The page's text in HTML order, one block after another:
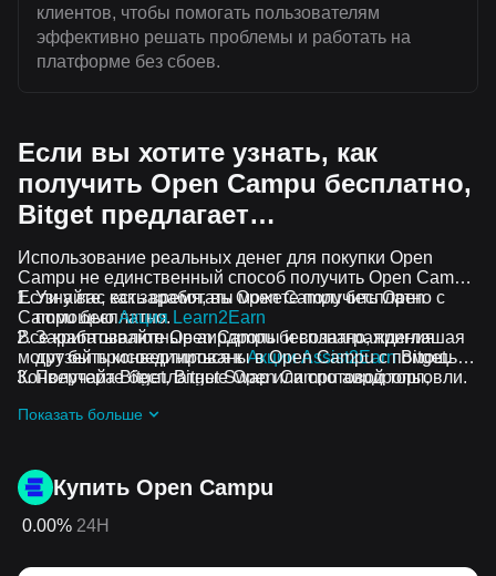
клиентов, чтобы помогать пользователям
эффективно решать проблемы и работать на
платформе без сбоев.
Если вы хотите узнать, как
получить Open Campu бесплатно,
Bitget предлагает…
Использование реальных денег для покупки Open
Campu не единственный способ получить Open Campu.
Если у вас есть время, вы можете получить Open
Campu бесплатно.
Узнайте, как заработать Open Campu бесплатно с
помощьюАкция Learn2Earn
Зарабатывайте Open Campu бесплатно, приглашая
друзей присоединиться кАкции Assist2EarnBitget.
Получайте бесплатные Open Campu аирдропы,
Все криптовалютные аирдропы и вознаграждения
могут быть конвертированы в Open Campu с помощью
Конвертера Bitget, Bitget Swap или спотовой торговли.
Показать больше
Купить Open Campu
0.00% 24H